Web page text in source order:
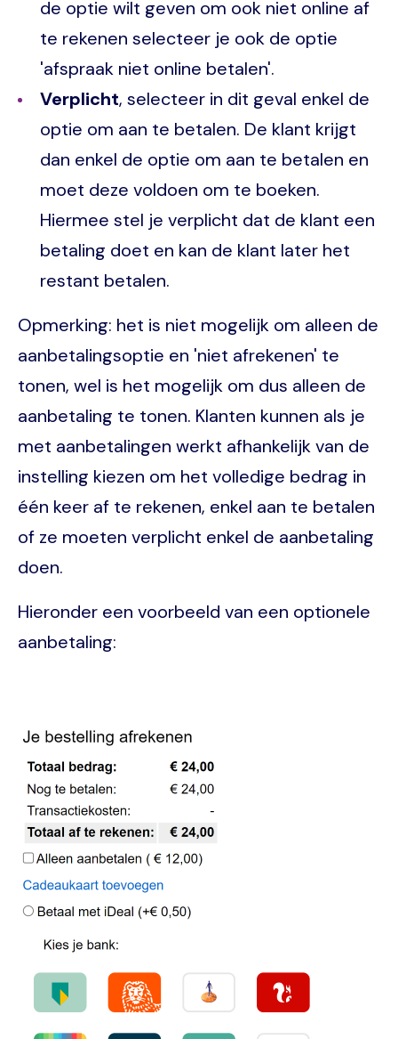
de optie wilt geven om ook niet online af
te rekenen selecteer je ook de optie
'afspraak niet online betalen'.
Verplicht, selecteer in dit geval enkel de
optie om aan te betalen. De klant krijgt
dan enkel de optie om aan te betalen en
moet deze voldoen om te boeken.
Hiermee stel je verplicht dat de klant een
betaling doet en kan de klant later het
restant betalen.
Opmerking: het is niet mogelijk om alleen de
aanbetalingsoptie en 'niet afrekenen' te
tonen, wel is het mogelijk om dus alleen de
aanbetaling te tonen. Klanten kunnen als je
met aanbetalingen werkt afhankelijk van de
instelling kiezen om het volledige bedrag in
één keer af te rekenen, enkel aan te betalen
of ze moeten verplicht enkel de aanbetaling
doen.
Hieronder een voorbeeld van een optionele
aanbetaling: